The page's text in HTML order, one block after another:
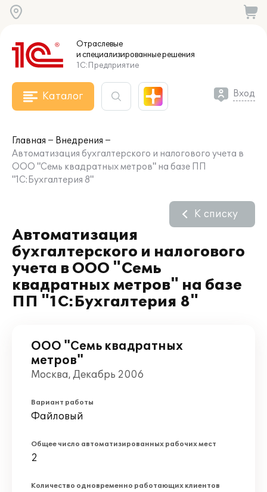
Отраслевые
и специализированныерешения
1С:Предприятие
Каталог Вход
Главная
Внедрения
Автоматизация бухгалтерского и налогового учета в
ООО "Семь квадратных метров" на базе ПП
"1С:Бухгалтерия 8"
Автоматизация
бухгалтерского и налогового
учета в ООО "Семь
квадратных метров" на базе
ПП "1С:Бухгалтерия 8"
К списку
ООО "Семь квадратных
метров"
Москва, Декабрь 2006
Вариант работы
Файловый
Общее число автоматизированных рабочих мест
2
Количество одновременно работающих клиентов